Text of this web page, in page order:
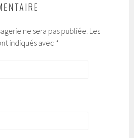
ne sera pas publiée. Les
indiqués avec *